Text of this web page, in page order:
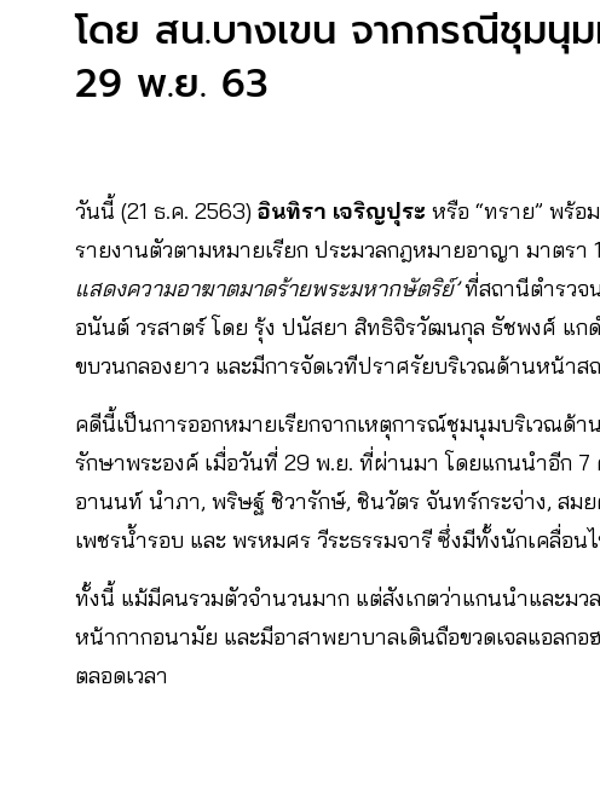
โดย สน.บางเขน จากกรณีชุมนุม
29 พ.ย. 63
วันนี้ (21 ธ.ค. 2563) อินทิรา เจริญปุระ หรือ “ทราย” พร้
รายงานตัวตามหมายเรียก ประมวลกฎหมายอาญา มาตรา
แสดงความอาฆาตมาดร้ายพระมหากษัตริย์’ที่สถานีตำรวจ
อนันต์ วรสาตร์ โดย รุ้ง ปนัสยา สิทธิจิรวัฒนกุล ธัชพงศ์ แก
ขบวนกลองยาว และมีการจัดเวทีปราศรัยบริเวณด้านหน้าส
คดีนี้เป็นการออกหมายเรียกจากเหตุการณ์ชุมนุมบริเวณด้า
รักษาพระองค์ เมื่อวันที่ 29 พ.ย. ที่ผ่านมา โดยแกนนำอีก
อานนท์ นำภา, พริษฐ์ ชิวารักษ์, ชินวัตร จันทร์กระจ่าง, ส
เพชรน้ำรอบ และ พรหมศร วีระธรรมจารี ซึ่งมีทั้งนักเคลื่อ
ทั้งนี้ แม้มีคนรวมตัวจำนวนมาก แต่สังเกตว่าแกนนำและม
หน้ากากอนามัย และมีอาสาพยาบาลเดินถือขวดเจลแอลก
ตลอดเวลา